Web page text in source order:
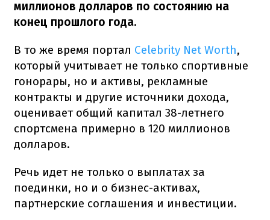
миллионов долларов по состоянию на
конец прошлого года.
В то же время портал Celebrity Net Worth,
который учитывает не только спортивные
гонорары, но и активы, рекламные
контракты и другие источники дохода,
оценивает общий капитал 38-летнего
спортсмена примерно в 120 миллионов
долларов.
Речь идет не только о выплатах за
поединки, но и о бизнес-активах,
партнерские соглашения и инвестиции.